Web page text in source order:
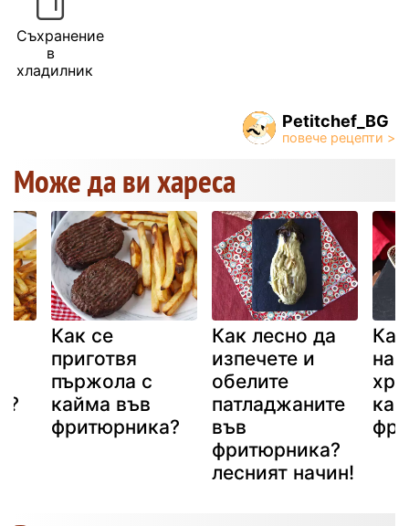
Съхранение
в
хладилник
Petitchef_BG
Може да ви хареса
Как се
приготвя
пържола с
кайма във
фритюрника?
Как лесно да
изпечете и
обелите
патладжаните
във
фритюрника?
лесният начин!